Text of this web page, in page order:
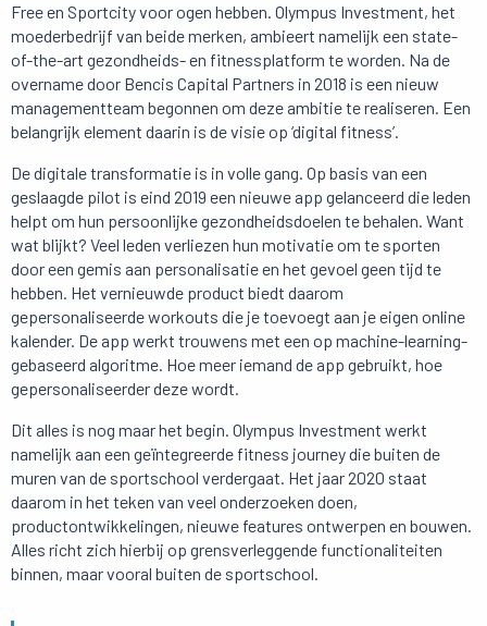
Free en Sportcity voor ogen hebben. Olympus Investment, het
moederbedrijf van beide merken, ambieert namelijk een state-
of-the-art gezondheids- en fitnessplatform te worden. Na de
overname door Bencis Capital Partners in 2018 is een nieuw
managementteam begonnen om deze ambitie te realiseren. Een
belangrijk element daarin is de visie op ‘digital fitness’.
De digitale transformatie is in volle gang. Op basis van een
geslaagde pilot is eind 2019 een nieuwe app gelanceerd die leden
helpt om hun persoonlijke gezondheidsdoelen te behalen. Want
wat blijkt? Veel leden verliezen hun motivatie om te sporten
door een gemis aan personalisatie en het gevoel geen tijd te
hebben. Het vernieuwde product biedt daarom
gepersonaliseerde workouts die je toevoegt aan je eigen online
kalender. De app werkt trouwens met een op machine-learning-
gebaseerd algoritme. Hoe meer iemand de app gebruikt, hoe
gepersonaliseerder deze wordt.
Dit alles is nog maar het begin. Olympus Investment werkt
namelijk aan een geïntegreerde fitness journey die buiten de
muren van de sportschool verdergaat. Het jaar 2020 staat
daarom in het teken van veel onderzoeken doen,
productontwikkelingen, nieuwe features ontwerpen en bouwen.
Alles richt zich hierbij op grensverleggende functionaliteiten
binnen, maar vooral buiten de sportschool.